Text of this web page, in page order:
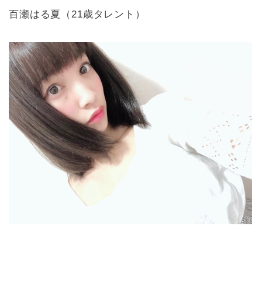
百瀬はる夏（21歳タレント）